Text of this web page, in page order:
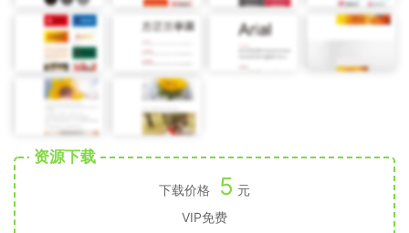
资源下载
下载价格 5 元
VIP免费